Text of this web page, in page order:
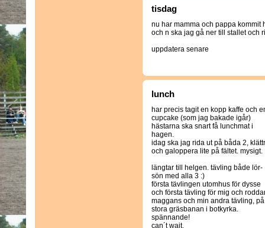
tisdag
nu har mamma och pappa kommit
och n ska jag gå ner till stallet och
uppdatera senare
lunch
har precis tagit en kopp kaffe och
cupcake (som jag bakade igår)
hästarna ska snart få lunchmat i
hagen.
idag ska jag rida ut på båda 2,
och galoppera lite på fältet. mysigt.
längtar till helgen. tävling både lör-
sön med alla 3 :)
första tävlingen utomhus för dysse
och första tävling för mig och
maggans och min andra tävling, på
stora gräsbanan i botkyrka.
spännande!
can´t wait.